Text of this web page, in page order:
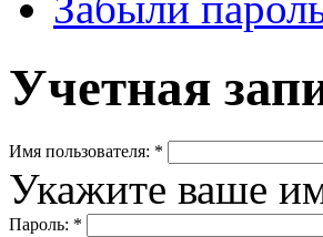
Учетная
Имя пользователя: *
Укажите ваше
Пароль: *